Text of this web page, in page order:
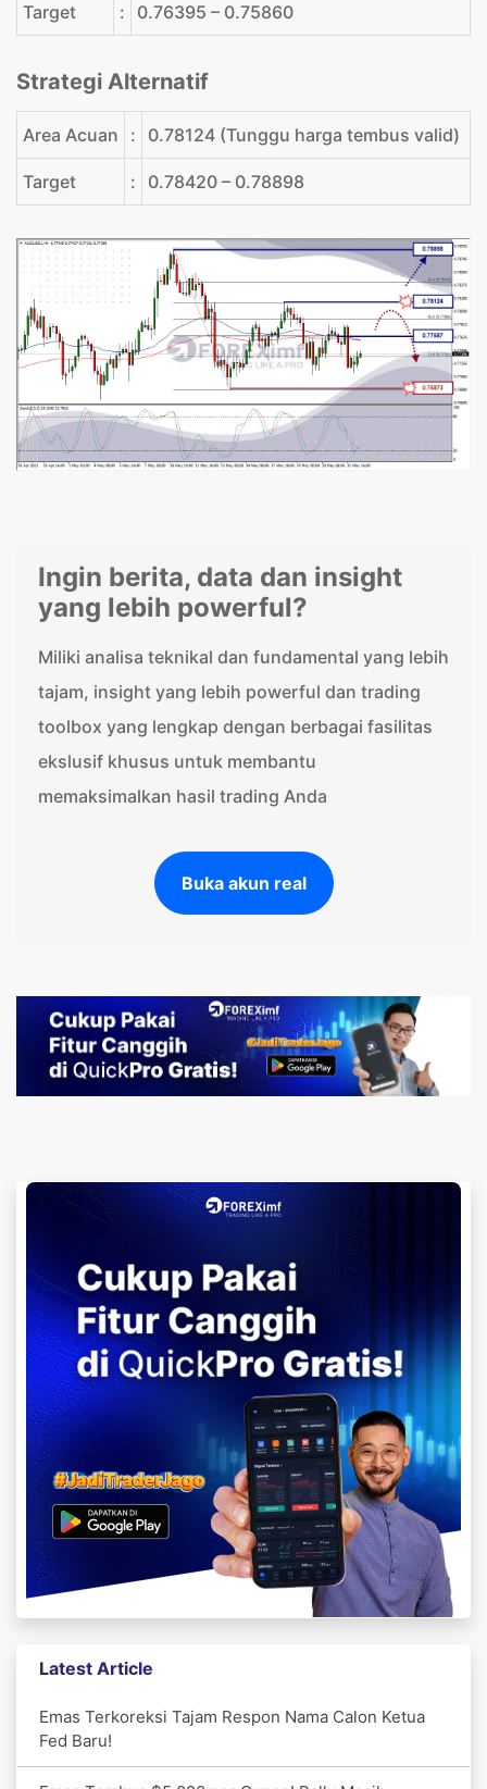
Target : 0.76395 – 0.75860
Strategi Alternatif
Area Acuan : 0.78124 (Tunggu harga tembus valid)
Target : 0.78420 – 0.78898
Ingin berita, data dan insight
yang lebih powerful?
Miliki analisa teknikal dan fundamental yang lebih
tajam, insight yang lebih powerful dan trading
toolbox yang lengkap dengan berbagai fasilitas
ekslusif khusus untuk membantu
memaksimalkan hasil trading Anda
Buka akun real
Latest Article
Emas Terkoreksi Tajam Respon Nama Calon Ketua
Fed Baru!